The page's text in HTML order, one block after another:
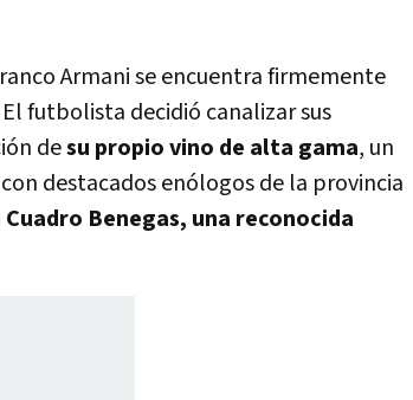
Armani se encuentra firmemente
El futbolista decidió canalizar sus
desu propio vino de alta gama, un
destacados enólogos de la provincia
Benegas, una reconocida